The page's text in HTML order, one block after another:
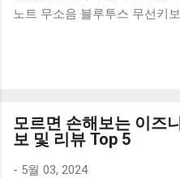
노트 무소음 블루투스 무선키
혜택을 놓치지 마세요. 다양한
치지 않도록 먼저 확인해보세
를 사더라도 종류도 많고, 가격
모르면 손해보는 이즈
보 및 리뷰 Top 5
- 5월 03, 2024